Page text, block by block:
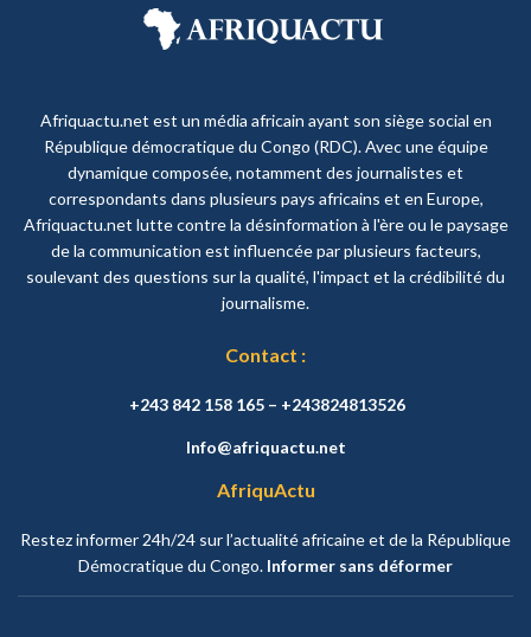
Afriquactu.net est un média africain ayant son siège social en
République démocratique du Congo (RDC). Avec une équipe
dynamique composée, notamment des journalistes et
correspondants dans plusieurs pays africains et en Europe,
Afriquactu.net lutte contre la désinformation à l'ère ou le paysage
de la communication est influencée par plusieurs facteurs,
soulevant des questions sur la qualité, l'impact et la crédibilité du
journalisme.
Contact :
+243 842 158 165 – +243824813526
Info@afriquactu.net
AfriquActu
Restez informer 24h/24 sur l’actualité africaine et de la République
Démocratique du Congo. Informer sans déformer